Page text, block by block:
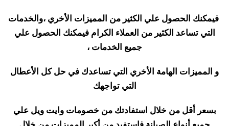
فيمكنك الحصول علي الكثير من المميزات الأخري ،والخدمات
التي تساعد الكثير من العملاء الكرام فيمكنك الحصول علي
جميع الخدمات ،
و المميزات الهامة الأخري التي تساعدك في حل كل الأعطال
التي تواجهك
بسعر أقل من خلال استفادتك من خصومات وايت ويل علي